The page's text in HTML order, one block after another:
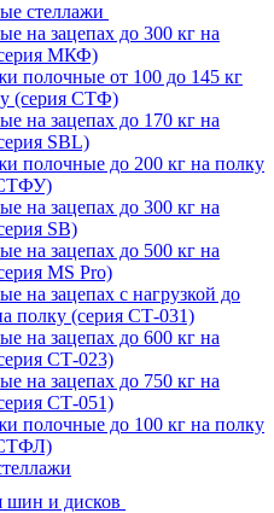
стеллажи
на зацепах до 300 кг на
МКФ)
полочные от 100 до 145 кг
(серия СТФ)
на зацепах до 170 кг на
SBL)
полочные до 200 кг на полку
на зацепах до 300 кг на
SB)
на зацепах до 500 кг на
MS Pro)
на зацепах с нагрузкой до
полку (серия СТ-031)
на зацепах до 600 кг на
СТ-023)
на зацепах до 750 кг на
СТ-051)
полочные до 100 кг на полку
шин и дисков